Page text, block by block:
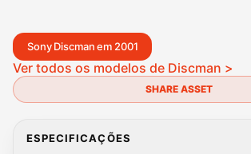
Sony Discman em 2001
Ver todos os modelos de Discman >
SHARE ASSET
ESPECIFICAÇÕES